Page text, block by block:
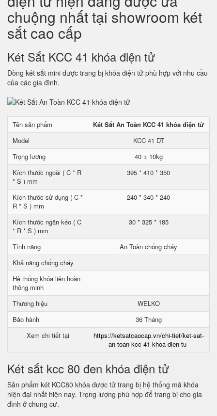
chuộng nhất tại showroom két
sắt cao cấp
Két Sắt KCC 41 khóa điện tử
Dòng két sắt mini được trang bị khóa điện tử phù hợp với nhu cầu
của các gia đình.
Tên sản phẩm
Két Sắt An Toàn KCC 41 khóa điện tử
Model
KCC 41 DT
Trọng lượng
40 ± 10kg
Kích thước ngoài ( C * R
* S ) mm
395 * 410 * 350
Kích thước sử dụng ( C *
R * S ) mm
240 * 340 * 240
Kích thước ngăn kéo ( C
* R * S ) mm
30 * 325 * 185
Tính năng
An Toàn chống cháy
Khả năng chống cháy
Hệ thống khóa liên hoàn
thông minh
Thương hiệu
WELKO
Bảo hành
36 Tháng
Xem chi tiết tại
https://ketsatcaocap.vn/chi-tiet/ket-sat-
an-toan-kcc-41-khoa-dien-tu
Két sắt kcc 80 đen khóa điện tử
Sản phẩm két KCC80 khóa được tử trang bị hệ thống mã khóa
hiện đại nhất hiện nay. Trọng lượng phù hợp để trang bị cho gia
đình ở chung cư.